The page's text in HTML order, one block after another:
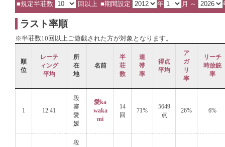
■規定半荘数 回以上 ■期間設定 年 月 ～
ラスト率順
※半荘数10回以上ご遊戯された方が対象となります。
順
位
レーテ
ィング
平均
所
在
地
名前
半
荘
数
連
帯
率
得点
平均
ア
ガ
リ
率
リーチ
時放銃
率
1 12.41
段
審
愛
媛
愛ka
waka
mi
14
回
71%
5649
点
26% 6%
段